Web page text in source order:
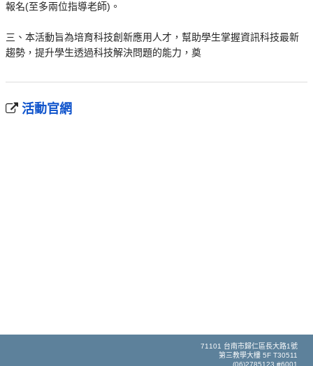
報名(至多兩位指導老師)。
三、本活動旨為培育科技創新應用人才，幫助學生掌握資訊科技最新
趨勢，提升學生透過科技解決問題的能力，奠
活動官網
71101 台南市歸仁區長大路1號
第三教學大樓 5F T30511